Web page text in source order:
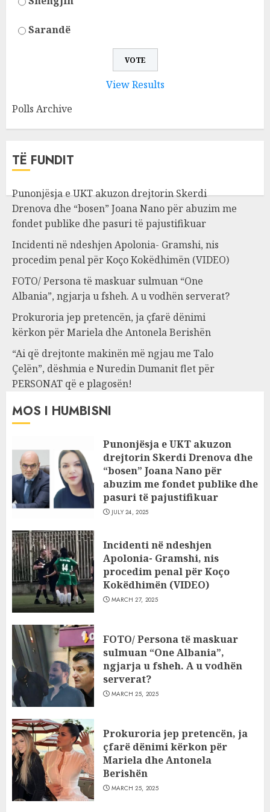
Sarandë
View Results
Polls Archive
TË FUNDIT
Punonjësja e UKT akuzon drejtorin Skerdi
Drenova dhe “bosen” Joana Nano për abuzim me
fondet publike dhe pasuri të pajustifikuar
Incidenti në ndeshjen Apolonia- Gramshi, nis
procedim penal për Koço Kokëdhimën (VIDEO)
FOTO/ Persona të maskuar sulmuan “One
Albania”, ngjarja u fsheh. A u vodhën serverat?
Prokuroria jep pretencën, ja çfarë dënimi
kërkon për Mariela dhe Antonela Berishën
“Ai që drejtonte makinën më ngjau me Talo
Çelën”, dëshmia e Nuredin Dumanit flet për
PERSONAT që e plagosën!
MOS I HUMBISNI
Punonjësja e UKT akuzon
drejtorin Skerdi Drenova dhe
“bosen” Joana Nano për
abuzim me fondet publike dhe
pasuri të pajustifikuar
JULY 24, 2025
Incidenti në ndeshjen
Apolonia- Gramshi, nis
procedim penal për Koço
Kokëdhimën (VIDEO)
MARCH 27, 2025
FOTO/ Persona të maskuar
sulmuan “One Albania”,
ngjarja u fsheh. A u vodhën
serverat?
MARCH 25, 2025
Prokuroria jep pretencën, ja
çfarë dënimi kërkon për
Mariela dhe Antonela
Berishën
MARCH 25, 2025